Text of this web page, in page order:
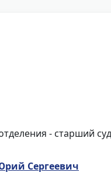
- старший
Сергеевич